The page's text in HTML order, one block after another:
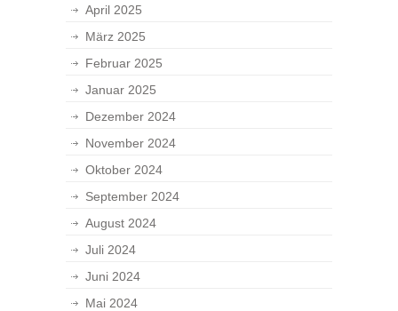
April 2025
März 2025
Februar 2025
Januar 2025
Dezember 2024
November 2024
Oktober 2024
September 2024
August 2024
Juli 2024
Juni 2024
Mai 2024